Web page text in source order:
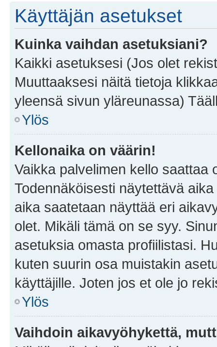
Käyttäjän asetukset
Kuinka vaihdan asetuksiani?
Kaikki asetuksesi (Jos olet
Muuttaaksesi näitä tietoja
yleensä sivun yläreunassa)
Ylös
Kellonaika on väärin!
Vaikka palvelimen kello saattaa
Todennäköisesti näytettävä
aika saatetaan näyttää eri
olet. Mikäli tämä on se syy.
asetuksia omasta profiilistasi.
kuten suurin osa muistakin
käyttäjille. Joten jos et ole jo
Ylös
Vaihdoin aikavyöhykettä,